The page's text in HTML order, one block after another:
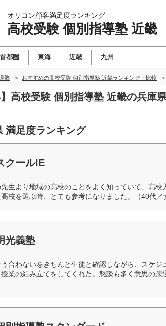
オリコン顧客満足度ランキング
高校受験 個別指導塾 近畿
首都圏 東海 近畿 九州
塾 おすすめの高校受験 個別指導塾 近畿ランキング・比較
】高校受験 個別指導塾 近畿の兵庫
満足度ランキング
クールIE
生より地域の高校のことをよく知っていて、高
校を選ぶ時、とても参考になりました。（40代／
光義塾
合わないをきちんと生徒と確認しながら、スケ
業の組み立てをしてくれた。懇談も多く意思の